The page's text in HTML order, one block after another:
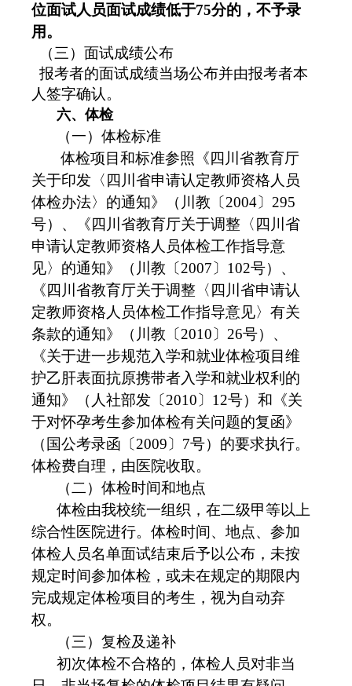
位面试人员面试成绩低于75分的， 不予录
用 。
（三） 面试成绩公布
报考者的面试成绩当场公布并由报考者本
人签字确认。
六、体检
（一）体检标准
体检项目和标准参照《四川省教育厅
关于印发〈四川省申请认定教师资格人员
体检办法〉的通知》（川教〔2004〕295
号）、《四川省教育厅关于调整〈四川省
申请认定教师资格人员体检工作指导意
见〉的通知》（川教〔2007〕102号）、
《四川省教育厅关于调整〈四川省申请认
定教师资格人员体检工作指导意见〉有关
条款的通知》（川教〔2010〕26号）、
《关于进一步规范入学和就业体检项目维
护乙肝表面抗原携带者入学和就业权利的
通知》（人社部发〔2010〕12号）和《关
于对怀孕考生参加体检有关问题的复函》
（国公考录函〔2009〕7号）的要求执行。
体检费自理，由医院收取。
（二）体检时间和地点
体检由我校统一组织，在二级甲等以上
综合性医院进行。体检时间、地点、参加
体检人员名单面试结束后予以公布，未按
规定时间参加体检，或未在规定的期限内
完成规定体检项目的考生，视为自动弃
权。
（三）复检及递补
初次体检不合格的，体检人员对非当